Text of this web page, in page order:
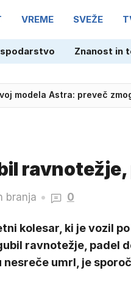
VREME SVEŽE
Znanost in
modela Astra: preveč
ravnotežje,
branja 0
kolesar, ki je vozil
ravnotežje, padel
nesreče umrl, je